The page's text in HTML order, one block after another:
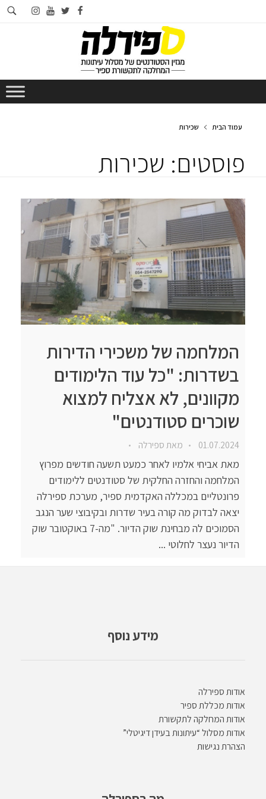
facebook
twitter
youtube
instagram
עמוד הבית שכירות
פוסטים: שכירות
המלחמה של משכירי הדירות
בשדרות: "כל עוד הלימודים
מקוונים, לא אצליח למצוא
שוכרים סטודנטים"
01.07.2024 מאתספירלה
מאת אביחי אלמיו לאחר כמעט תשעה חודשים מפרוץ
המלחמה והחזרה החלקית של סטודנטים ללימודים
פרונטליים במכללה האקדמית ספיר, מערכת ספירלה
יצאה לבדוק מה קורה בעיר שדרות ובקיבוצי שער הנגב
הסמוכים לה מבחינת שוק הדיור. "מה-7 באוקטובר שוק
הדיור נעצר לחלוטי ...
מידע נוסף
אודות ספירלה
אודות מכללת ספיר
אודות המחלקה לתקשורת
אודות מסלול “עיתונות בעידן דיגיטלי”
הצהרת נגישות